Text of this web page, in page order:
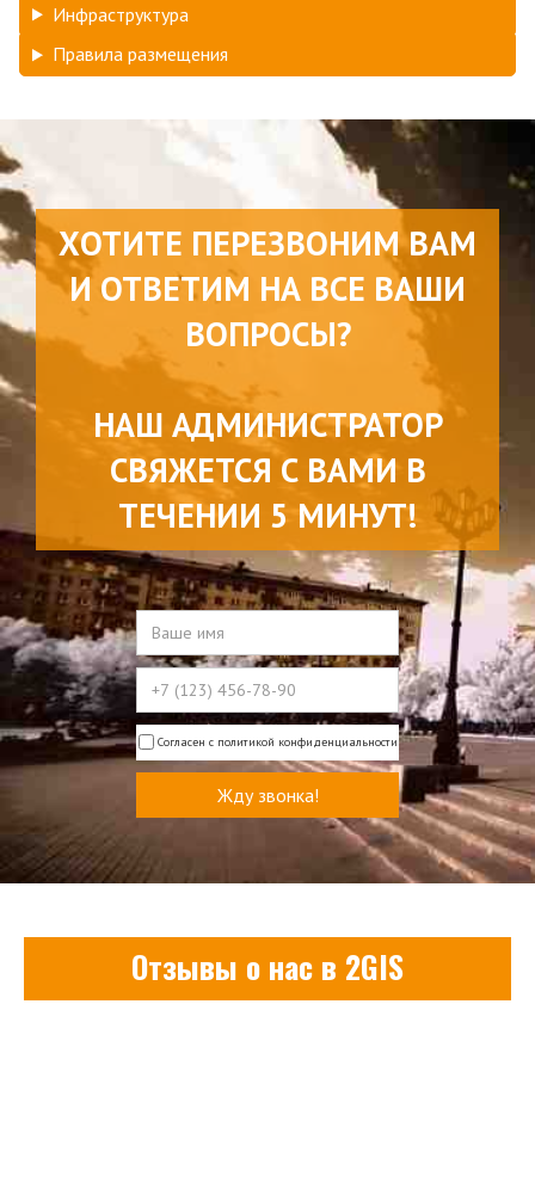
Инфраструктура
Правила размещения
ХОТИТЕ ПЕРЕЗВОНИМ ВАМ
И ОТВЕТИМ НА ВСЕ ВАШИ
ВОПРОСЫ?
НАШ АДМИНИСТРАТОР
СВЯЖЕТСЯ С ВАМИ В
ТЕЧЕНИИ 5 МИНУТ!
Согласен с политикой конфиденциальности
Отзывы о нас в 2GIS